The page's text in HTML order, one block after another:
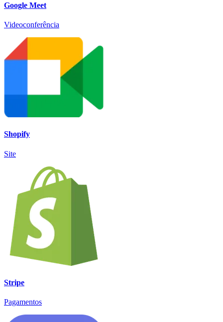
Google Meet
Videoconferência
Shopify
Site
Stripe
Pagamentos